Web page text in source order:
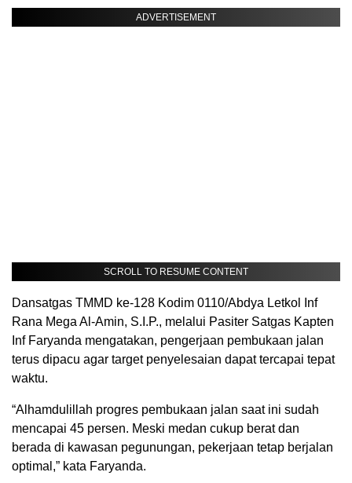
ADVERTISEMENT
SCROLL TO RESUME CONTENT
Dansatgas TMMD ke-128 Kodim 0110/Abdya Letkol Inf
Rana Mega Al-Amin, S.I.P., melalui Pasiter Satgas Kapten
Inf Faryanda mengatakan, pengerjaan pembukaan jalan
terus dipacu agar target penyelesaian dapat tercapai tepat
waktu.
“Alhamdulillah progres pembukaan jalan saat ini sudah
mencapai 45 persen. Meski medan cukup berat dan
berada di kawasan pegunungan, pekerjaan tetap berjalan
optimal,” kata Faryanda.